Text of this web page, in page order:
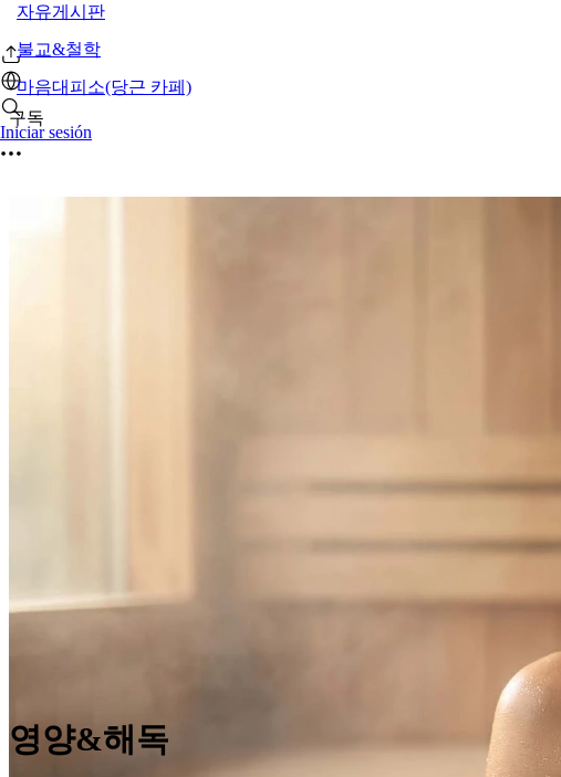
Iniciar sesión
자유게시판
불교&철학
마음대피소(당근 카페)
구독
영양&해독